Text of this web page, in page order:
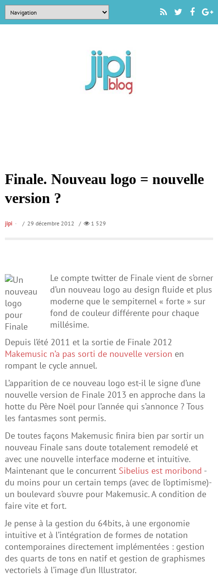
Finale. Nouveau logo = nouvelle
version ?
jipi / 29 décembre 2012 / 1 529
Le compte twitter de Finale vient de s’orner
d’un nouveau logo au design fluide et plus
moderne que le sempiternel « forte » sur
fond de couleur différente pour chaque
millésime.
Depuis l’été 2011 et la sortie de Finale 2012
Makemusic n’a pas sorti de nouvelle version en
rompant le cycle annuel.
L’apparition de ce nouveau logo est-il le signe d’une
nouvelle version de Finale 2013 en approche dans la
hotte du Père Noël pour l’année qui s’annonce ? Tous
les fantasmes sont permis.
De toutes façons Makemusic finira bien par sortir un
nouveau Finale sans doute totalement remodelé et
avec une nouvelle interface moderne et intuitive.
Maintenant que le concurrent Sibelius est moribond -
du moins pour un certain temps (avec de l’optimisme)-
un boulevard s’ouvre pour Makemusic. A condition de
faire vite et fort.
Je pense à la gestion du 64bits, à une ergonomie
intuitive et à l’intégration de formes de notation
contemporaines directement implémentées : gestion
des quarts de tons en natif et gestion de graphismes
vectoriels à l’image d’un Illustrator.